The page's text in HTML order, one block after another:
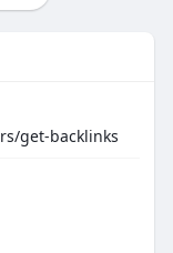
get-backlinks